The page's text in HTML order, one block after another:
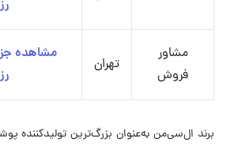
مشاور
فروش
تهران
مشاهده
برند ال‌سی‌من به‌عنوان بزرگ‌ترین تولیدکننده